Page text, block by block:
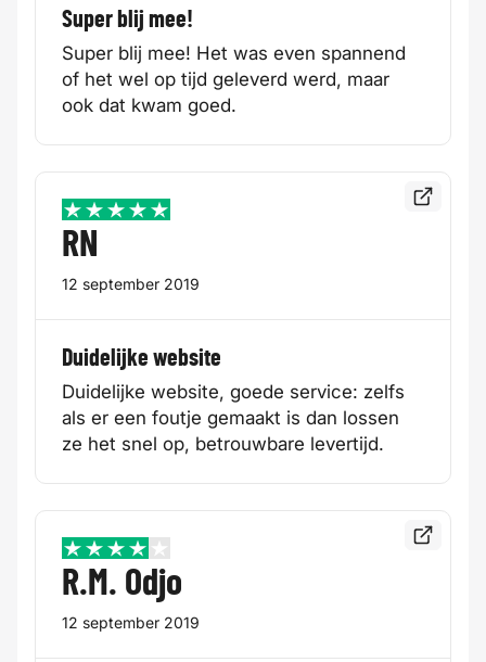
Super blij mee!
Super blij mee! Het was even spannend
of het wel op tijd geleverd werd, maar
ook dat kwam goed.
5 / 5
RN
12 september 2019
Duidelijke website
Duidelijke website, goede service: zelfs
als er een foutje gemaakt is dan lossen
ze het snel op, betrouwbare levertijd.
Bekijk
4 / 5
R.M. Odjo
12 september 2019
Bekijk